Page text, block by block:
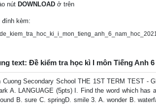
nút DOWNLOAD ở trên
đính kèm:
text: Đề kiểm tra học kì I môn Tiếng Anh
Cuong Secondary School THE 1ST TERM TEST -
A. LANGUAGE (5pts) I. Find the word which
B. sure C. springD. smile 3. A. wonder B.